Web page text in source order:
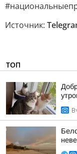
Источник:
ТОП